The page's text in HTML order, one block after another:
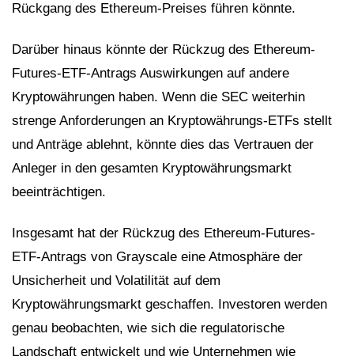
Rückgang des Ethereum-Preises führen könnte.
Darüber hinaus könnte der Rückzug des Ethereum-
Futures-ETF-Antrags Auswirkungen auf andere
Kryptowährungen haben. Wenn die SEC weiterhin
strenge Anforderungen an Kryptowährungs-ETFs stellt
und Anträge ablehnt, könnte dies das Vertrauen der
Anleger in den gesamten Kryptowährungsmarkt
beeinträchtigen.
Insgesamt hat der Rückzug des Ethereum-Futures-
ETF-Antrags von Grayscale eine Atmosphäre der
Unsicherheit und Volatilität auf dem
Kryptowährungsmarkt geschaffen. Investoren werden
genau beobachten, wie sich die regulatorische
Landschaft entwickelt und wie Unternehmen wie